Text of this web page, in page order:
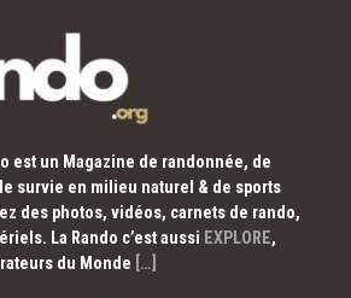
est un Magazine de randonnée, de
survie en milieu naturel & de sports
des photos, vidéos, carnets de rando,
La Rando c’est aussi EXPLORE,
du Monde […]